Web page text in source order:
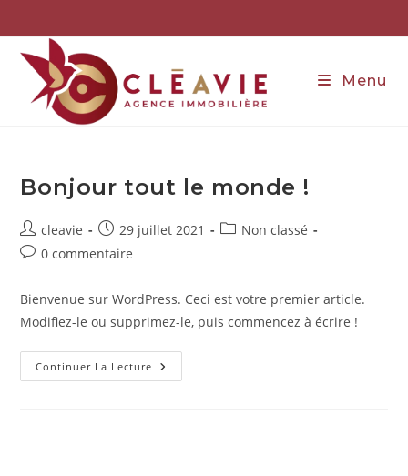
to
content
Menu
Bonjour tout le monde !
Auteur/autrice
de
cleavie
Publication
publiée :
29 juillet 2021
PostNon classé
Commentaires
la
publication :
0 commentaire
Bienvenue sur WordPress. Ceci est votre premier article.
Modifiez-le ou supprimez-le, puis commencez à écrire !
Continuer La Lecture Bonjour
Tout